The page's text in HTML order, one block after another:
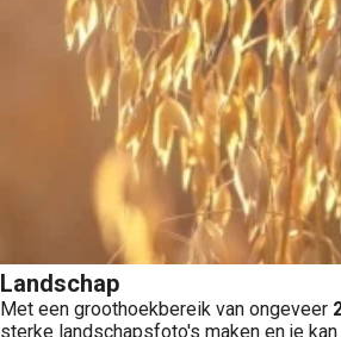
Landschap
Met een groothoekbereik van ongeveer
sterke landschapsfoto's maken en je